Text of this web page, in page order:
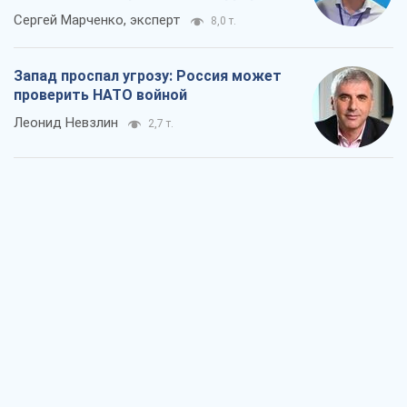
Сергей Марченко, эксперт 8,0 т.
Запад проспал угрозу: Россия может
проверить НАТО войной
Леонид Невзлин 2,7 т.